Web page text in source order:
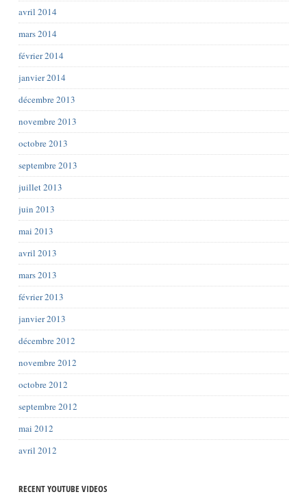
avril 2014
mars 2014
février 2014
janvier 2014
décembre 2013
novembre 2013
octobre 2013
septembre 2013
juillet 2013
juin 2013
mai 2013
avril 2013
mars 2013
février 2013
janvier 2013
décembre 2012
novembre 2012
octobre 2012
septembre 2012
mai 2012
avril 2012
RECENT YOUTUBE VIDEOS